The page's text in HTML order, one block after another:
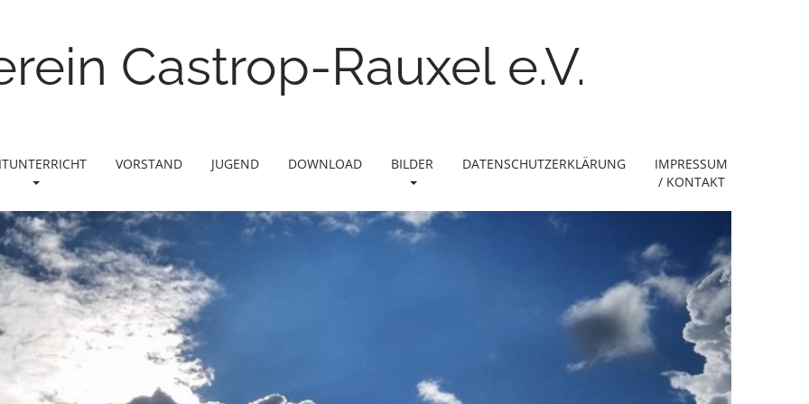
Castrop-Rauxel e.V.
VORSTAND JUGEND DOWNLOAD BILDER DATENSCHUTZERKLÄRUNG
IMPRESSUM
/ KONTAKT